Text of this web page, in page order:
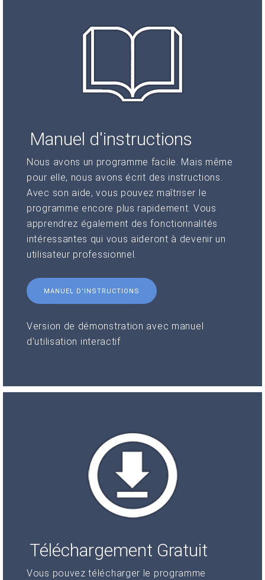
Manuel d'instructions
Nous avons un programme facile. Mais même
pour elle, nous avons écrit des instructions.
Avec son aide, vous pouvez maîtriser le
programme encore plus rapidement. Vous
apprendrez également des fonctionnalités
intéressantes qui vous aideront à devenir un
utilisateur professionnel.
MANUEL D'INSTRUCTIONS
Version de démonstration avec manuel
d'utilisation interactif
Téléchargement Gratuit
Vous pouvez télécharger le programme